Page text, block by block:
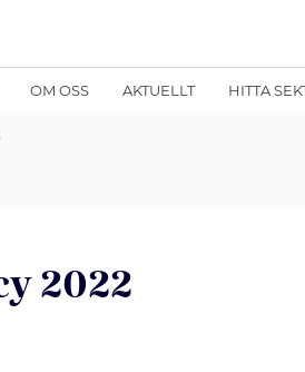
OM OSS AKTUELLT HITTA
2022